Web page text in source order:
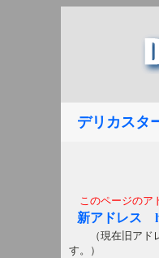
デリカスタ
このページのア
新アドレス
（現在旧アドレ
す。）